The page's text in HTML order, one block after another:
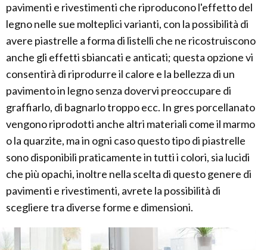
pavimenti e rivestimenti che riproducono l'effetto del
legno nelle sue molteplici varianti, con la possibilità di
avere piastrelle a forma di listelli che ne ricostruiscono
anche gli effetti sbiancati e anticati; questa opzione vi
consentirà di riprodurre il calore e la bellezza di un
pavimento in legno senza dovervi preoccupare di
graffiarlo, di bagnarlo troppo ecc. In gres porcellanato
vengono riprodotti anche altri materiali come il marmo
o la quarzite, ma in ogni caso questo tipo di piastrelle
sono disponibili praticamente in tutti i colori, sia lucidi
che più opachi, inoltre nella scelta di questo genere di
pavimenti e rivestimenti, avrete la possibilità di
scegliere tra diverse forme e dimensioni.